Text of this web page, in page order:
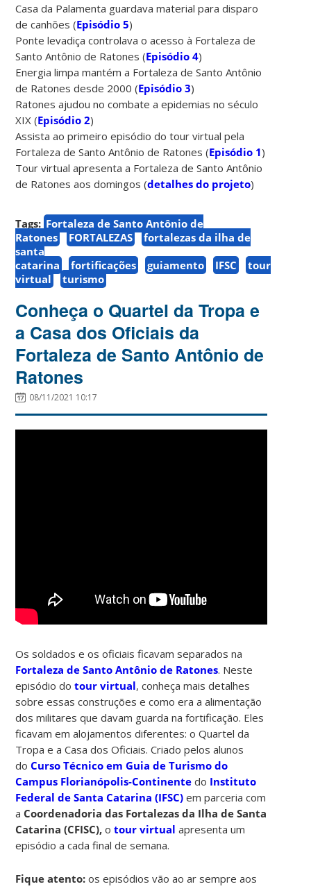
Casa da Palamenta guardava material para disparo
de canhões (Episódio 5)
Ponte levadiça controlava o acesso à Fortaleza de
Santo Antônio de Ratones (Episódio 4)
Energia limpa mantém a Fortaleza de Santo Antônio
de Ratones desde 2000 (Episódio 3)
Ratones ajudou no combate a epidemias no século
XIX (Episódio 2)
Assista ao primeiro episódio do tour virtual pela
Fortaleza de Santo Antônio de Ratones (Episódio 1)
Tour virtual apresenta a Fortaleza de Santo Antônio
de Ratones aos domingos (detalhes do projeto)
Tags: Fortaleza de Santo Antônio de
Ratones
FORTALEZAS
fortalezas da ilha de
santa
catarina
fortificações guiamento IFSC
tour
virtual
turismo
Conheça o Quartel da Tropa e
a Casa dos Oficiais da
Fortaleza de Santo Antônio de
Ratones
08/11/2021 10:17
Os soldados e os oficiais ficavam separados na
Fortaleza de Santo Antônio de Ratones. Neste
episódio dotour virtual, conheça mais detalhes
sobre essas construções e como era a alimentação
dos militares que davam guarda na fortificação. Eles
ficavam em alojamentos diferentes: o Quartel da
Tropa e a Casa dos Oficiais. Criado pelos alunos
doCurso Técnico em Guia de Turismo do
Campus Florianópolis-Continente do Instituto
Federal de Santa Catarina (IFSC) em parceria com
a Coordenadoria das Fortalezas da Ilha de Santa
Catarina (CFISC),otour virtual apresenta um
episódio a cada final de semana.
Fique atento:os episódios vão ao ar sempre aos